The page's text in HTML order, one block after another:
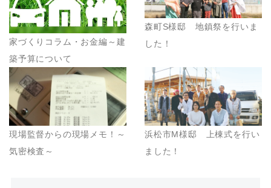
家づくりコラム・お金編～建
築予算について
森町S様邸 地鎮祭を行いま
した！
現場監督からの現場メモ！～
気密検査～
浜松市M様邸 上棟式を行い
ました！